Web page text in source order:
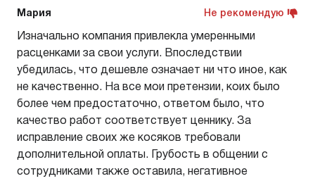
Мария Не рекомендую
Изначально компания привлекла умеренными
расценками за свои услуги. Впоследствии
убедилась, что дешевле означает ни что иное, как
не качественно. На все мои претензии, коих было
более чем предостаточно, ответом было, что
качество работ соответствует ценнику. За
исправление своих же косяков требовали
дополнительной оплаты. Грубость в общении с
сотрудниками также оставила, негативное